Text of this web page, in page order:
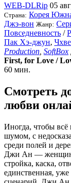
WEB-DLRip 05
Страна: Корея
Джэ-вон Жанр:
Повседневность /
Пак Хэ-джун,
Production SoftBox
First, for Love /
60 мин.
Смотреть
любви
Иногда, чтобы всё
шумом, с
среди полей и
Джи Ан — женщина,
стройка, каска,
единственная,